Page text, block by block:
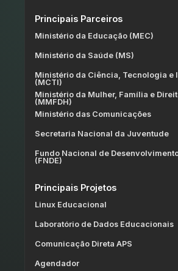
Principais Parceiros
Ministério da Educação (MEC)
Ministério da Saúde (MS)
Ministério da Ciência, Tecnologia e
(MCTI)
Ministério da Mulher, Família e
(MMFDH)
Ministério das Comunicações
Secretaria Nacional da Juventude
Fundo Nacional de
(FNDE)
Principais Projetos
Linux Educacional
Laboratório de Dados Educacionais
Comunicação Direta APS
Agendador